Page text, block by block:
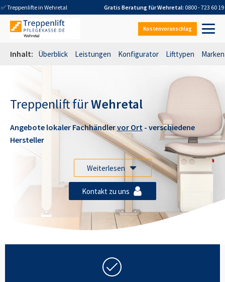
✅ Treppenlifte in Wehretal Gratis Beratung fürWehretal: 0800 - 723 60 19
Kostenvoranschlag
Inhalt: Überblick Leistungen Konfigurator Lifttypen Marken
Treppenlift fürWehretal
Angebote lokaler Fachhändlervor Ort - verschiedene
Hersteller
Weiterlesen
Kontakt zu uns